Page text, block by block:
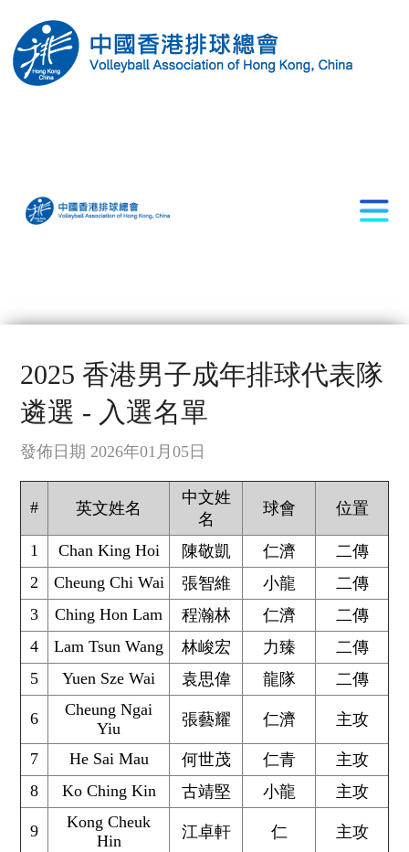
2025 香港男子成年排球代表隊
遴選 - 入選名單
發佈日期 2026年01月05日
# 英文姓名
中文姓
名
球會 位置
1 Chan King Hoi 陳敬凱 仁濟
二傳
2
Cheung Chi Wai 張智維 小龍
二傳
3
Ching Hon Lam 程瀚林 仁濟
二傳
4
Lam Tsun Wang 林峻宏 力臻
二傳
5
Yuen Sze Wai 袁思偉 龍隊 二傳
6
Cheung Ngai
Yiu
張藝耀 仁濟 主攻
7 He Sai Mau 何世茂 仁青
主攻
8
Ko Ching Kin 古靖堅 小龍 主攻
9
Kong Cheuk
Hin
江卓軒 仁 主攻